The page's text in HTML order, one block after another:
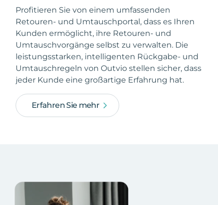
Profitieren Sie von einem umfassenden
Retouren- und Umtauschportal, dass es Ihren
Kunden ermöglicht, ihre Retouren- und
Umtauschvorgänge selbst zu verwalten. Die
leistungsstarken, intelligenten Rückgabe- und
Umtauschregeln von Outvio stellen sicher, dass
jeder Kunde eine großartige Erfahrung hat.
Erfahren Sie mehr